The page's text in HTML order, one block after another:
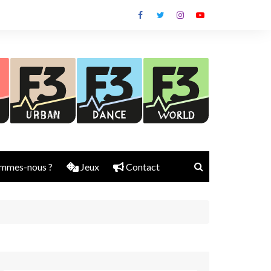
nous ? Jeux Contact